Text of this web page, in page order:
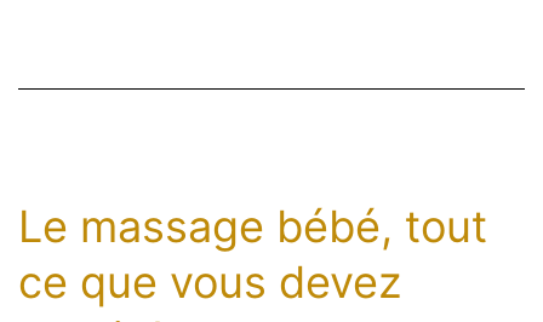
Le massage bébé, tout
ce que vous devez